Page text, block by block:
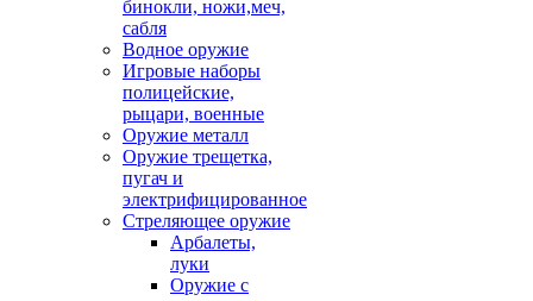
бинокли, ножи,меч,
сабля
Водное оружие
Игровые наборы
полицейские,
рыцари, военные
Оружие металл
Оружие трещетка,
пугач и
электрифицированное
Стреляющее оружие
Арбалеты,
луки
Оружие с